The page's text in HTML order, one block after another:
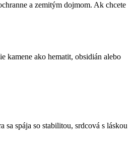
a zemitým dojmom. Ak chcete
kamene ako hematit, obsidián alebo
spája so stabilitou, srdcová s láskou